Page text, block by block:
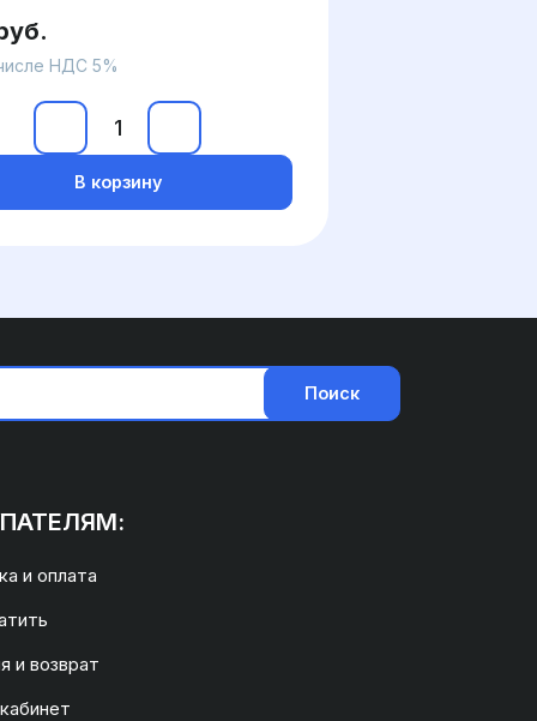
НДС 5%
В корзину
Поиск
и оплата
и возврат